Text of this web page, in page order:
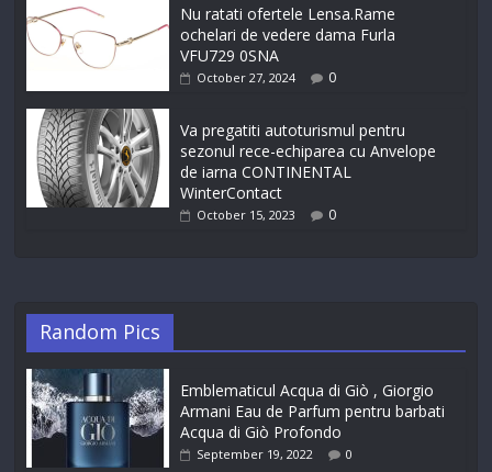
Nu ratati ofertele Lensa.Rame
ochelari de vedere dama Furla
VFU729 0SNA
October 27, 2024 0
Va pregatiti autoturismul pentru
sezonul rece-echiparea cu Anvelope
de iarna CONTINENTAL
WinterContact
October 15, 2023 0
Random Pics
Emblematicul Acqua di Giò , Giorgio
Armani Eau de Parfum pentru barbati
Acqua di Giò Profondo
September 19, 2022 0